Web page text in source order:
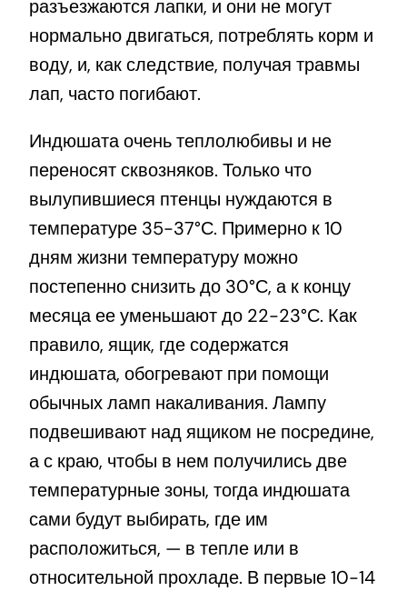
разъезжаются лапки, и они не могут
нормально двигаться, потреблять корм и
воду, и, как следствие, получая травмы
лап, часто погибают.
Индюшата очень теплолюбивы и не
переносят сквозняков. Только что
вылупившиеся птенцы нуждаются в
температуре 35-37°С. Примерно к 10
дням жизни температуру можно
постепенно снизить до 30°С, а к концу
месяца ее уменьшают до 22-23°С. Как
правило, ящик, где содержатся
индюшата, обогревают при помощи
обычных ламп накаливания. Лампу
подвешивают над ящиком не посредине,
а с краю, чтобы в нем получились две
температурные зоны, тогда индюшата
сами будут выбирать, где им
расположиться, — в тепле или в
относительной прохладе. В первые 10-14